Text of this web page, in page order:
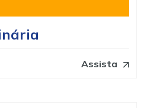
Assista